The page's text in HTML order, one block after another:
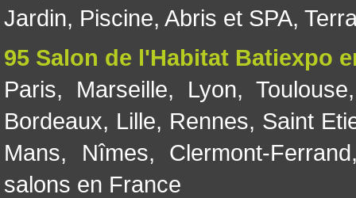
Jardin, Piscine, Abris et SPA,
95 Salon de l'Habitat Batiexpo
Paris, Marseille, Lyon, Toulouse
Bordeaux, Lille, Rennes, Saint
Mans, Nîmes, Clermont-Ferrand
salons en France